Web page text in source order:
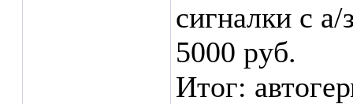
сигналки с
5000 руб.
Итог: